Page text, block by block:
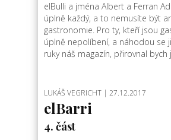
elBulli a jména Albert a Ferran
úplně každý, a to nemusíte být
gastronomie. Pro ty, kteří jsou
úplně nepolíbení, a náhodou se
ruky náš magazín, přirovnal bych
LUKÁŠ VEGRICHT | 27.12.2017
elBarri
4. část